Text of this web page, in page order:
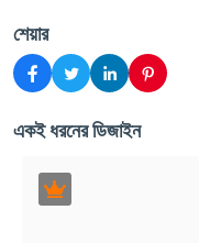
শেয়ার
একই ধরনের ডিজাইন